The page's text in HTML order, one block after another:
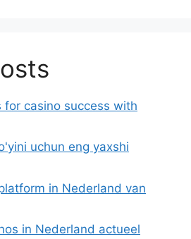
for casino success with
uchun eng yaxshi
in Nederland van
in Nederland actueel